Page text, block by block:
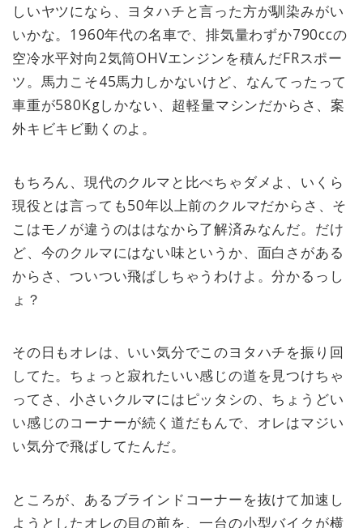
しいヤツになら、ヨタハチと言った方が馴染みがい
いかな。1960年代の名車で、排気量わずか790ccの
空冷水平対向2気筒OHVエンジンを積んだFRスポー
ツ。馬力こそ45馬力しかないけど、なんてったって
車重が580Kgしかない、超軽量マシンだからさ、案
外キビキビ動くのよ。
もちろん、現代のクルマと比べちゃダメよ、いくら
現役とは言っても50年以上前のクルマだからさ、そ
こはモノが違うのははなから了解済みなんだ。だけ
ど、今のクルマにはない味というか、面白さがある
からさ、ついつい飛ばしちゃうわけよ。分かるっし
ょ？
その日もオレは、いい気分でこのヨタハチを振り回
してた。ちょっと寂れたいい感じの道を見つけちゃ
ってさ、小さいクルマにはピッタシの、ちょうどい
い感じのコーナーが続く道だもんで、オレはマジい
い気分で飛ばしてたんだ。
ところが、あるブラインドコーナーを抜けて加速し
ようとしたオレの目の前を、一台の小型バイクが横